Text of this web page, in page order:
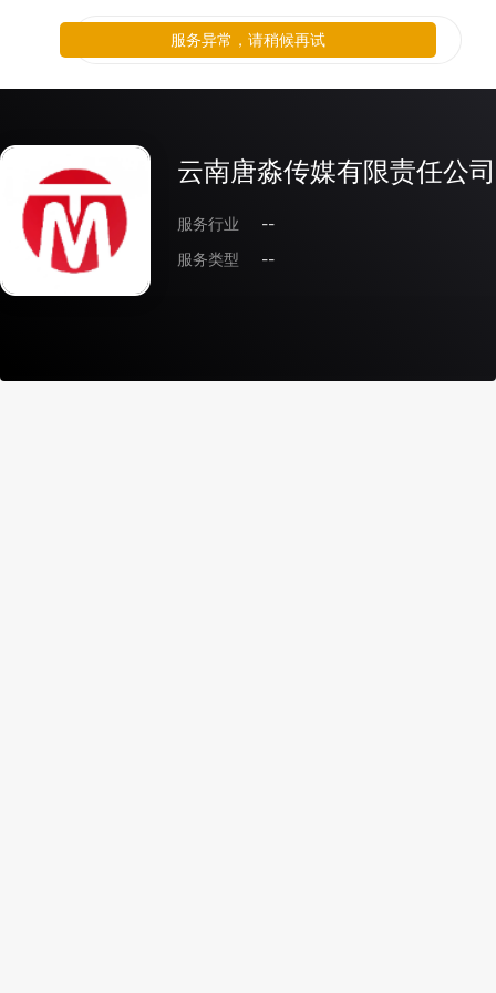
云南唐淼传媒有限责任公司
服务行业
--
服务类型
--
服务异常，请稍候再试